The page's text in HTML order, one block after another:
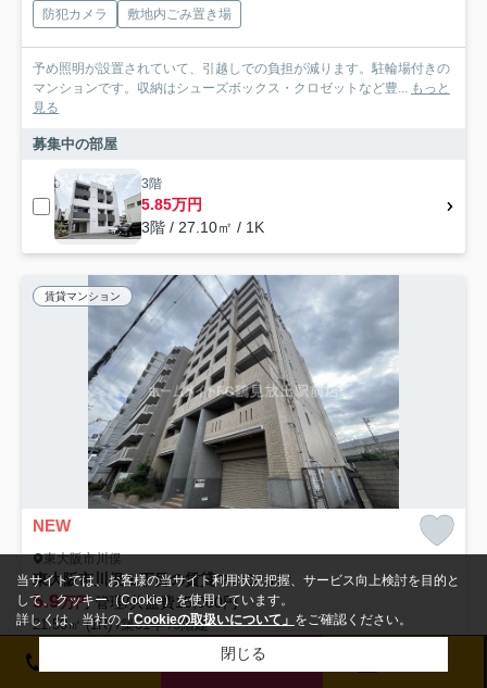
防犯カメラ
敷地内ごみ置き場
予め照明が設置されていて、引越しでの負担が減ります。駐輪場付きの
マンションです。収納はシューズボックス・クロゼットなど豊... もっと
見る
募集中の部屋
3階
5.85万円
3階 / 27.10㎡ / 1K
賃貸マンション
NEW
東大阪市川俣
東大阪市川俣１丁目の賃貸マンション
5.9万円管理/共益費15,000円
21.50㎡ (1R) /築31年 /9階建
地下鉄中央線「高井田」駅 徒歩3分
駐輪場 オートロック エレベーター CATV
お問い合わせ
当サイトでは、お客様の当サイト利用状況把握、サービス向上検討を目的と
して、クッキー（Cookie）を使用しています。
詳しくは、当社の「Cookieの取扱いについて」 をご確認ください。
閉じる